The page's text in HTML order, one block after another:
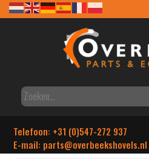
Telefoon: +31 (0)547-272 937
E-mail: parts@overbeekshovels.nl